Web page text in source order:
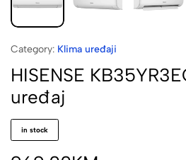
Category: Klima uređaji
HISENSE
uređaj
in stock